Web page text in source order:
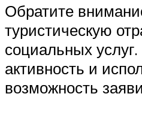
Обратите
туристическую
социальных
активность и
возможность